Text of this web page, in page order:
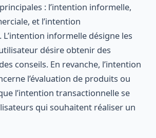
: l’intention informelle,
et l’intention
informelle désigne les
désire obtenir des
conseils. En revanche, l’intention
l’évaluation de produits ou
l’intention transactionnelle se
qui souhaitent réaliser un